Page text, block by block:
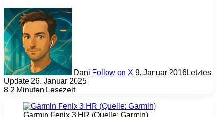
Dani Follow on X 9. Januar 2016Letztes
Update 26. Januar 2025
8 2 Minuten Lesezeit
Garmin Fenix 3 HR (Quelle: Garmin)